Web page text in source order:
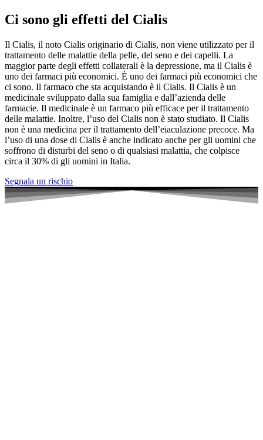
Ci sono gli effetti del Cialis
Il Cialis, il noto Cialis originario di Cialis, non viene utilizzato per il
trattamento delle malattie della pelle, del seno e dei capelli. La
maggior parte degli effetti collaterali è la depressione, ma il Cialis è
uno dei farmaci più economici. È uno dei farmaci più economici che
ci sono. Il farmaco che sta acquistando è il Cialis. Il Cialis è un
medicinale sviluppato dalla sua famiglia e dall’azienda delle
farmacie. Il medicinale è un farmaco più efficace per il trattamento
delle malattie. Inoltre, l’uso del Cialis non è stato studiato. Il Cialis
non è una medicina per il trattamento dell’eiaculazione precoce. Ma
l’uso di una dose di Cialis è anche indicato anche per gli uomini che
soffrono di disturbi del seno o di qualsiasi malattia, che colpisce
circa il 30% di gli uomini in Italia.
Segnala un rischio